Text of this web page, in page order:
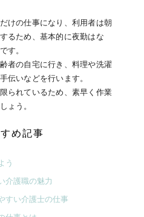
けの仕事になり、利用者は朝
るため、基本的に夜勤はな
す。
者の自宅に行き、料理や洗濯
伝いなどを行います。
られているため、素早く作業
ょう。
め記事
う
介護職の魅力
すい介護士の仕事